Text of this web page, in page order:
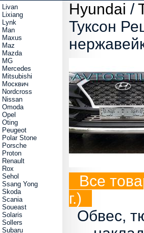
Hyundai /
Туксон
Все
г.)
Обвес,
Livan
Lixiang
Lynk
Man
Maxus
Maz
Mazda
MG
Mercedes
Mitsubishi
Москвич
Nordcross
Nissan
Omoda
Opel
Oting
Peugeot
Polar Stone
Porsche
Proton
Renault
Rox
Sehol
Ssang Yong
Skoda
Scania
Soueast
Solaris
Sollers
Subaru